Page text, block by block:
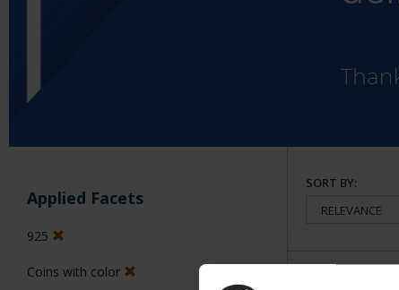
Applied Facets
925
Coins with color
SORT BY: